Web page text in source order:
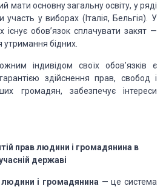
мати основну загальну освіту, у ряді
участь у виборах (Італія, Бельгія). У
існує обов’язок спла­чувати закят —
утримання бід­них.
індивідом своїх обов’язків є
здійснення прав, свобод і
громадян, забезпечує інтереси
прав людини і громадянина в
державі
людини і громадянина —це си­стема